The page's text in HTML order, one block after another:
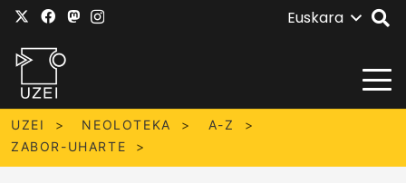
Euskara
UZEI NEOLOTEKA
A-Z
ZABOR-UHARTE